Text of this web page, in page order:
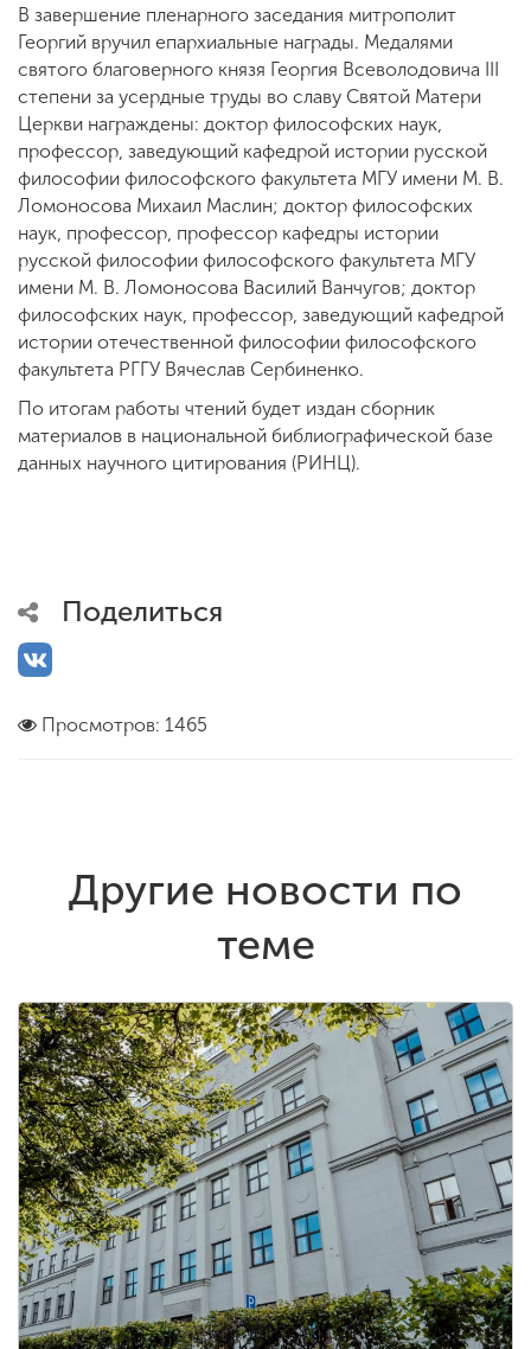
В завершение пленарного заседания митрополит
Георгий вручил епархиальные награды. Медалями
святого благоверного князя Георгия Всеволодовича III
степени за усердные труды во славу Святой Матери
Церкви награждены: доктор философских наук,
профессор, заведующий кафедрой истории русской
философии философского факультета МГУ имени М. В.
Ломоносова Михаил Маслин; доктор философских
наук, профессор, профессор кафедры истории
русской философии философского факультета МГУ
имени М. В. Ломоносова Василий Ванчугов; доктор
философских наук, профессор, заведующий кафедрой
истории отечественной философии философского
факультета РГГУ Вячеслав Сербиненко.
По итогам работы чтений будет издан сборник
материалов в национальной библиографической базе
данных научного цитирования (РИНЦ).
Поделиться
Просмотров: 1465
Другие новости по
теме